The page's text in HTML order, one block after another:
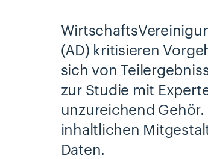
(AD) kritisieren
sich von
zur Studie mit
unzureichend
inhaltlichen
Daten.